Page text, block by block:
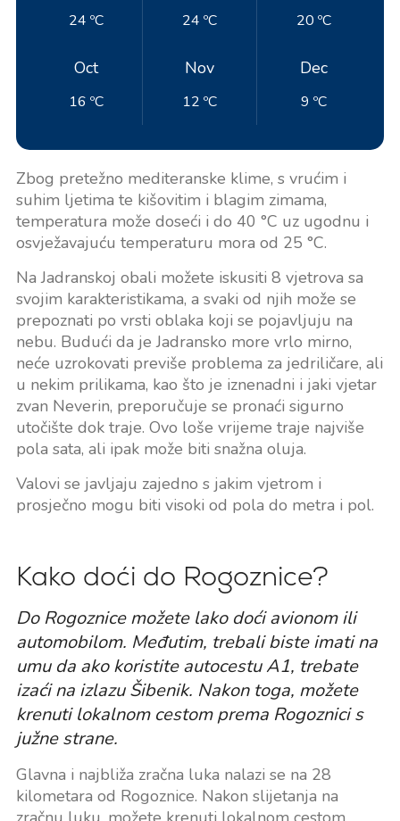
24 ºC 24 ºC 20 ºC
Oct
16 ºC
Nov
12 ºC
Dec
9 ºC
Zbog pretežno mediteranske klime, s vrućim i
suhim ljetima te kišovitim i blagim zimama,
temperatura može doseći i do 40 °C uz ugodnu i
osvježavajuću temperaturu mora od 25 °C.
Na Jadranskoj obali možete iskusiti 8 vjetrova sa
svojim karakteristikama, a svaki od njih može se
prepoznati po vrsti oblaka koji se pojavljuju na
nebu. Budući da je Jadransko more vrlo mirno,
neće uzrokovati previše problema za jedriličare, ali
u nekim prilikama, kao što je iznenadni i jaki vjetar
zvan Neverin, preporučuje se pronaći sigurno
utočište dok traje. Ovo loše vrijeme traje najviše
pola sata, ali ipak može biti snažna oluja.
Valovi se javljaju zajedno s jakim vjetrom i
prosječno mogu biti visoki od pola do metra i pol.
Kako doći do Rogoznice?
Do Rogoznice možete lako doći avionom ili
automobilom. Međutim, trebali biste imati na
umu da ako koristite autocestu A1, trebate
izaći na izlazu Šibenik. Nakon toga, možete
krenuti lokalnom cestom prema Rogoznici s
južne strane.
Glavna i najbliža zračna luka nalazi se na 28
kilometara od Rogoznice. Nakon slijetanja na